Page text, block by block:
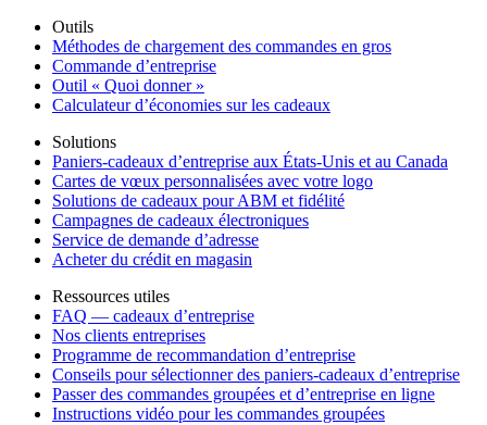
Outils
Méthodes de chargement des commandes en gros
Commande d’entreprise
Outil « Quoi donner »
Calculateur d’économies sur les cadeaux
Solutions
Paniers-cadeaux d’entreprise aux États-Unis et au Canada
Cartes de vœux personnalisées avec votre logo
Solutions de cadeaux pour ABM et fidélité
Campagnes de cadeaux électroniques
Service de demande d’adresse
Acheter du crédit en magasin
Ressources utiles
FAQ — cadeaux d’entreprise
Nos clients entreprises
Programme de recommandation d’entreprise
Conseils pour sélectionner des paniers-cadeaux d’entreprise
Passer des commandes groupées et d’entreprise en ligne
Instructions vidéo pour les commandes groupées